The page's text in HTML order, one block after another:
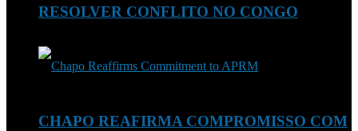
RESOLVER CONFLITO NO CONGO
CHAPO REAFIRMA COMPROMISSO COM